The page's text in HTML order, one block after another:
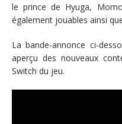
le prince de Hyuga,
également jouables ainsi
La bande-annonce ci-
aperçu des nouveaux
Switch du jeu.